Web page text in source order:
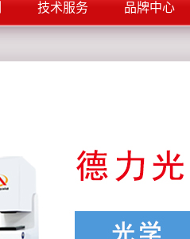
技术服务 品牌中心